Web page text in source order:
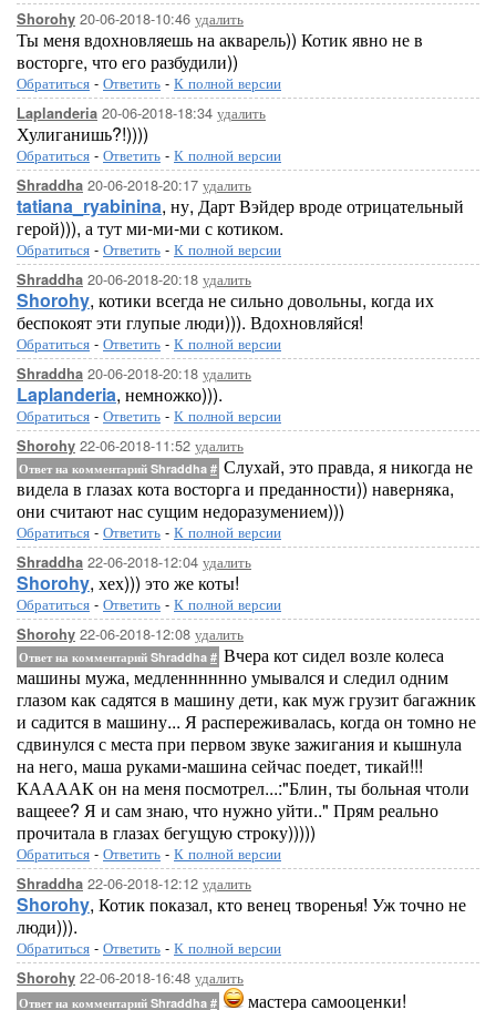
Shorohy 20-06-2018-10:46 удалить
Ты меня вдохновляешь на акварель)) Котик явно не в
восторге, что его разбудили))
Обратиться - Ответить - К полной версии
Laplanderia 20-06-2018-18:34 удалить
Хулиганишь?!))))
Обратиться - Ответить - К полной версии
Shraddha 20-06-2018-20:17 удалить
tatiana_ryabinina, ну, Дарт Вэйдер вроде отрицательный
герой))), а тут ми-ми-ми с котиком.
Обратиться - Ответить - К полной версии
Shraddha 20-06-2018-20:18 удалить
Shorohy, котики всегда не сильно довольны, когда их
беспокоят эти глупые люди))). Вдохновляйся!
Обратиться - Ответить - К полной версии
Shraddha 20-06-2018-20:18 удалить
Laplanderia, немножко))).
Обратиться - Ответить - К полной версии
Shorohy 22-06-2018-11:52 удалить
Ответ на комментарий Shraddha # Слухай, это правда, я никогда не
видела в глазах кота восторга и преданности)) наверняка,
они считают нас сущим недоразумением)))
Обратиться - Ответить - К полной версии
Shraddha 22-06-2018-12:04 удалить
Shorohy, хех))) это же коты!
Обратиться - Ответить - К полной версии
Shorohy 22-06-2018-12:08 удалить
Ответ на комментарий Shraddha # Вчера кот сидел возле колеса
машины мужа, медленннннно умывался и следил одним
глазом как садятся в машину дети, как муж грузит багажник
и садится в машину... Я распереживалась, когда он томно не
сдвинулся с места при первом звуке зажигания и кышнула
на него, маша руками-машина сейчас поедет, тикай!!!
КААААК он на меня посмотрел...:"Блин, ты больная чтоли
ващеее? Я и сам знаю, что нужно уйти.." Прям реально
прочитала в глазах бегущую строку)))))
Обратиться - Ответить - К полной версии
Shraddha 22-06-2018-12:12 удалить
Shorohy, Котик показал, кто венец творенья! Уж точно не
люди))).
Обратиться - Ответить - К полной версии
Shorohy 22-06-2018-16:48 удалить
Ответ на комментарий Shraddha # мастера самооценки!